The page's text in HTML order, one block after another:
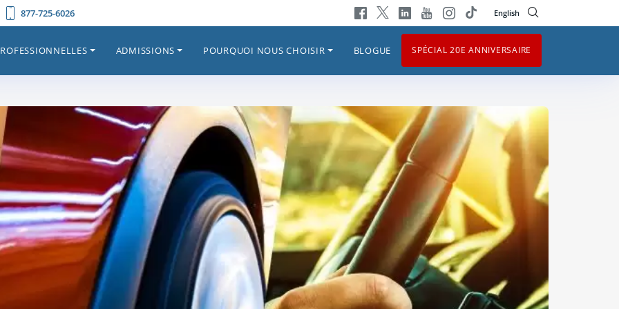
877-725-6026 English
ADMISSIONS POURQUOI NOUS CHOISIR BLOGUE SPÉCIAL 20E ANNIVERSAIRE